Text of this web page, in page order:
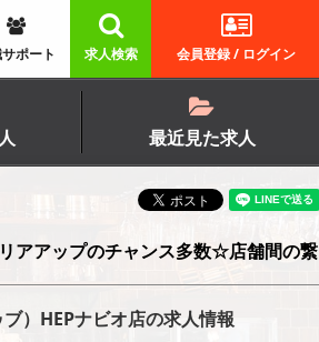
会員登録 / ログイン
求人検索
ポート
最近見た求人
）HEPナビオ店の求人情報
アアップのチャンス多数☆店舗間の繋